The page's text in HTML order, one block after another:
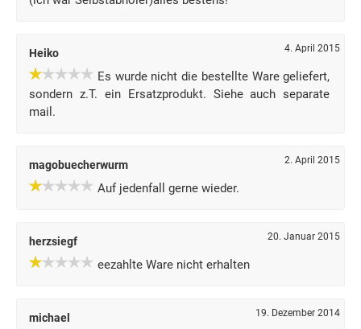
Heiko 4. April 2015
Es wurde nicht die bestellte Ware geliefert,
sondern z.T. ein Ersatzprodukt. Siehe auch separate
mail.
magobuecherwurm 2. April 2015
Auf jedenfall gerne wieder.
herzsiegf 20. Januar 2015
eezahlte Ware nicht erhalten
michael 19. Dezember 2014